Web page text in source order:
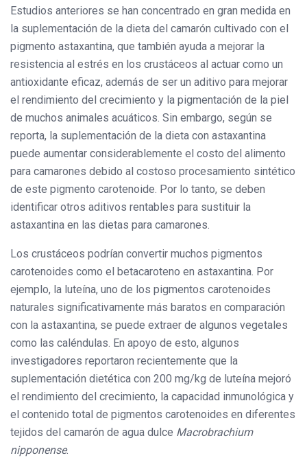
Estudios anteriores se han concentrado en gran medida en
la suplementación de la dieta del camarón cultivado con el
pigmento astaxantina, que también ayuda a mejorar la
resistencia al estrés en los crustáceos al actuar como un
antioxidante eficaz, además de ser un aditivo para mejorar
el rendimiento del crecimiento y la pigmentación de la piel
de muchos animales acuáticos. Sin embargo, según se
reporta, la suplementación de la dieta con astaxantina
puede aumentar considerablemente el costo del alimento
para camarones debido al costoso procesamiento sintético
de este pigmento carotenoide. Por lo tanto, se deben
identificar otros aditivos rentables para sustituir la
astaxantina en las dietas para camarones.
Los crustáceos podrían convertir muchos pigmentos
carotenoides como el betacaroteno en astaxantina. Por
ejemplo, la luteína, uno de los pigmentos carotenoides
naturales significativamente más baratos en comparación
con la astaxantina, se puede extraer de algunos vegetales
como las caléndulas. En apoyo de esto, algunos
investigadores reportaron recientemente que la
suplementación dietética con 200 mg/kg de luteína mejoró
el rendimiento del crecimiento, la capacidad inmunológica y
el contenido total de pigmentos carotenoides en diferentes
tejidos del camarón de agua dulce Macrobrachium
nipponense.